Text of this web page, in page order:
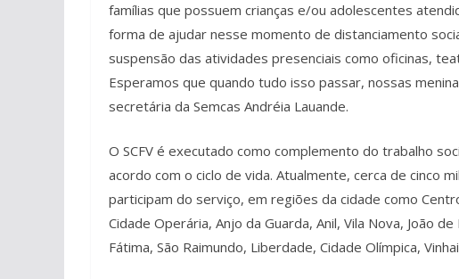
famílias que possuem crianças e/ou adolescentes
forma de ajudar nesse momento de distanciamento
suspensão das atividades presenciais como oficinas,
Esperamos que quando tudo isso passar, nossas
secretária da Semcas Andréia Lauande.
O SCFV é executado como complemento do trabalho
acordo com o ciclo de vida. Atualmente, cerca de cinco
participam do serviço, em regiões da cidade como
Cidade Operária, Anjo da Guarda, Anil, Vila Nova, João
Fátima, São Raimundo, Liberdade, Cidade Olímpica,